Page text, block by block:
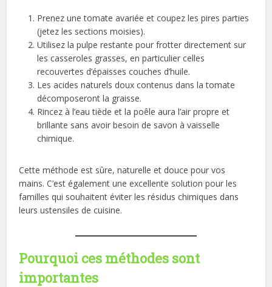
Prenez une tomate avariée et coupez les pires parties
(jetez les sections moisies).
Utilisez la pulpe restante pour frotter directement sur
les casseroles grasses, en particulier celles
recouvertes d’épaisses couches d’huile.
Les acides naturels doux contenus dans la tomate
décomposeront la graisse.
Rincez à l’eau tiède et la poêle aura l’air propre et
brillante sans avoir besoin de savon à vaisselle
chimique.
Cette méthode est sûre, naturelle et douce pour vos
mains. C’est également une excellente solution pour les
familles qui souhaitent éviter les résidus chimiques dans
leurs ustensiles de cuisine.
Pourquoi ces méthodes sont
importantes